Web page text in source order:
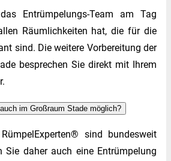
Entrümpelungs-Team am Tag
Räumlichkeiten hat, die für die
sind. Die weitere Vorbereitung der
besprechen Sie direkt mit Ihrem
im Großraum Stade möglich?
sind bundesweit
Sie daher auch eine Entrümpelung